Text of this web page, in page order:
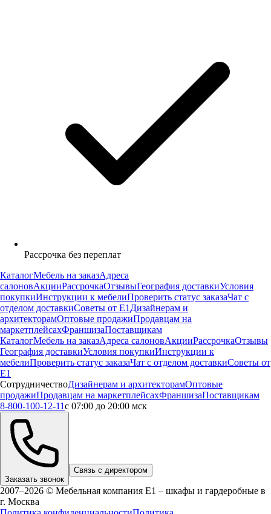
Рассрочка без переплат
КаталогМебель на заказАдреса
салоновАкцииРассрочкаОтзывыГеография доставкиУсловия
покупкиИнструкции к мебелиПроверить статус заказаЧат с
отделом доставкиСоветы от Е1 Дизайнерам и
архитекторамОптовые продажиПродавцам на
маркетплейсахФраншизаПоставщикам
КаталогМебель на заказАдреса салоновАкцииРассрочкаОтзывы
География доставкиУсловия покупкиИнструкции к
мебелиПроверить статус заказаЧат с отделом доставкиСоветы от
Е1
СотрудничествоДизайнерам и архитекторамОптовые
продажиПродавцам на маркетплейсахФраншизаПоставщикам
8-800-100-12-11с 07:00 до 20:00 мск
Заказать звонок
Связь с директором
2007–2026 © Мебельная компания Е1 – шкафы и гардеробные в
г. Москва